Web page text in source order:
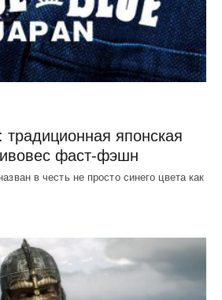
традиционная японская
фаст-фэшн
в честь не просто синего цвета как